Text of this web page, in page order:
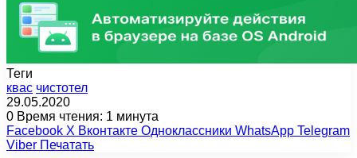
Теги
квас чистотел
29.05.2020
0 Время чтения: 1 минута
Facebook X Вконтакте Одноклассники WhatsApp Telegram
Viber Печатать